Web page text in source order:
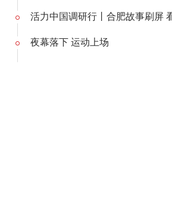
活力中国调研行丨合肥故事刷屏
夜幕落下 运动上场